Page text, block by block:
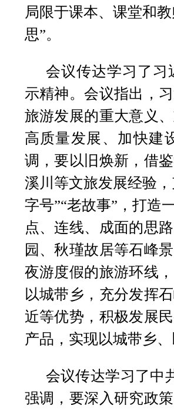
局限于课本、课堂和
思”。
会议传达学习了习
示精神。会议指出，
旅游发展的重大意义
高质量发展、加快建
调，要以旧焕新，借
溪川等文旅发展经验
字号”“老故事”，打造
点、连线、成面的思
园、秋瑾故居等石峰
夜游度假的旅游环线
以城带乡，充分发挥
近等优势，积极发展
产品，实现以城带乡
会议传达学习了中
强调，要深入研究政